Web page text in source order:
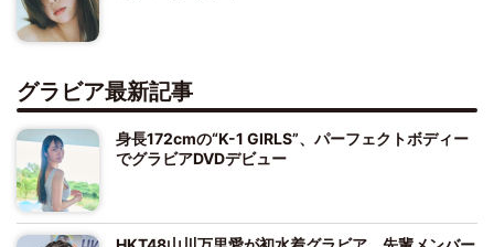
グラビア最新記事
身長172cmの“K-1 GIRLS”、パーフェクトボディー
でグラビアDVDデビュー